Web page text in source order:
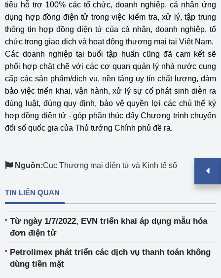
tiêu hỗ trợ 100% các tổ chức, doanh nghiệp, cá nhân ứng
dụng hợp đồng điện tử trong việc kiểm tra, xử lý, tập trung
thông tin hợp đồng điện tử của cá nhân, doanh nghiệp, tổ
chức trong giao dịch và hoạt động thương mại tại Việt Nam.
Các doanh nghiệp tại buổi tập huấn cũng đã cam kết sẽ
phối hợp chặt chẽ với các cơ quan quản lý nhà nước cung
cấp các sản phẩm/dịch vụ, nền tảng uy tín chất lượng, đảm
bảo việc triển khai, vận hành, xử lý sự cố phát sinh diễn ra
đúng luật, đúng quy định, bảo vệ quyền lợi các chủ thể ký
hợp đồng điện tử - góp phần thúc đẩy Chương trình chuyển
đổi số quốc gia của Thủ tướng Chính phủ đề ra.
Nguồn:Cục Thương mại điện tử và Kinh tế số
TIN LIÊN QUAN
Từ ngày 1/7/2022, EVN triển khai áp dụng mẫu hóa
đơn điện tử
Petrolimex phát triển các dịch vụ thanh toán không
dùng tiền mặt